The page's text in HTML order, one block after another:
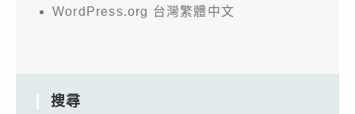
WordPress.org 台灣繁體中文
搜尋